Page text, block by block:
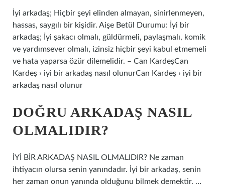
İyi arkadaş; Hiçbir şeyi elinden almayan, sinirlenmeyen,
hassas, saygılı bir kişidir. Aişe Betül Durumu: İyi bir
arkadaş; İyi şakacı olmalı, güldürmeli, paylaşmalı, komik
ve yardımsever olmalı, izinsiz hiçbir şeyi kabul etmemeli
ve hata yaparsa özür dilemelidir. – Can KardeşCan
Kardeş › iyi bir arkadaş nasıl olunurCan Kardeş › iyi bir
arkadaş nasıl olunur
DOĞRU ARKADAŞ NASIL
OLMALIDIR?
İYİ BİR ARKADAŞ NASIL OLMALIDIR? Ne zaman
ihtiyacın olursa senin yanındadır. İyi bir arkadaş, senin
her zaman onun yanında olduğunu bilmek demektir. …